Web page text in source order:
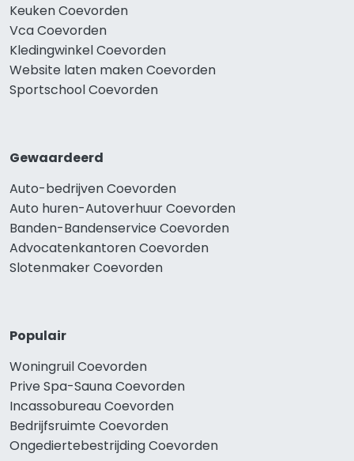
Keuken Coevorden
Vca Coevorden
Kledingwinkel Coevorden
Website laten maken Coevorden
Sportschool Coevorden
Gewaardeerd
Auto-bedrijven Coevorden
Auto huren-Autoverhuur Coevorden
Banden-Bandenservice Coevorden
Advocatenkantoren Coevorden
Slotenmaker Coevorden
Populair
Woningruil Coevorden
Prive Spa-Sauna Coevorden
Incassobureau Coevorden
Bedrijfsruimte Coevorden
Ongediertebestrijding Coevorden